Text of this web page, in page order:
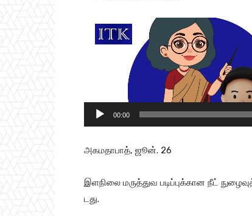
y
r
00:00
அகமதாபாத், ஜூன். 26
இளநிலை மருத்துவ படிப்புக்கான நீட்
டது.